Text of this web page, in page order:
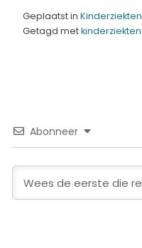
Geplaatst in Kinderziekten
Getagd metkinderziekten
Abonneer